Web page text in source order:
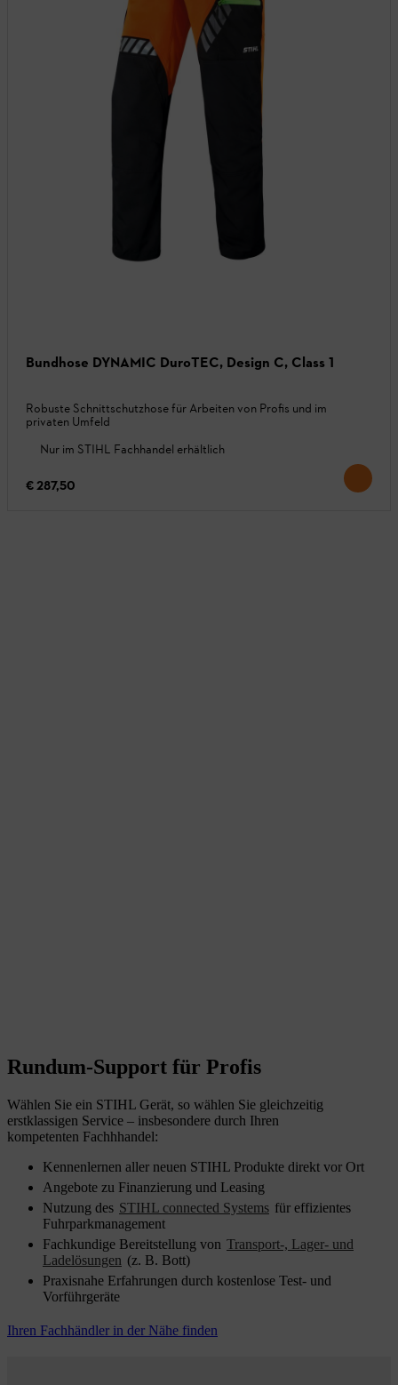
Bundhose DYNAMIC DuroTEC, Design C, Class 1
Robuste Schnittschutzhose für Arbeiten von Profis und im
privaten Umfeld
Nur im STIHL Fachhandel erhältlich
€ 287,50
Rundum-Support für Profis
Wählen Sie ein STIHL Gerät, so wählen Sie gleichzeitig
erstklassigen Service – insbesondere durch Ihren
kompetenten Fachhhandel:
Kennenlernen aller neuen STIHL Produkte direkt vor Ort
Angebote zu Finanzierung und Leasing
Nutzung des STIHL connected Systems für effizientes
Fuhrparkmanagement
Fachkundige Bereitstellung von Transport-, Lager- und
Ladelösungen (z. B. Bott)
Praxisnahe Erfahrungen durch kostenlose Test- und
Vorführgeräte
Ihren Fachhändler in der Nähe finden